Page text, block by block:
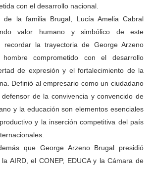
con el desarrollo nacional.
de la familia Brugal, Lucía Amelia Cabral
valor humano y simbólico de este
recordar la trayectoria de George Arzeno
comprometido con el desarrollo
de expresión y el fortalecimiento de la
Definió al empresario como un ciudadano
defensor de la convivencia y convencido de
y la educación son elementos esenciales
y la inserción competitiva del país
que George Arzeno Brugal presidió
AIRD, el CONEP, EDUCA y la Cámara de